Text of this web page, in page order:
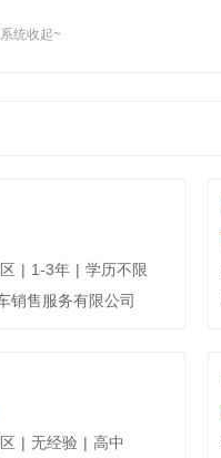
3年
10年
10年
3年
年以上
10年
统收起~
| 1-3年 | 学历不限
销售服务有限公司
| 无经验 | 高中